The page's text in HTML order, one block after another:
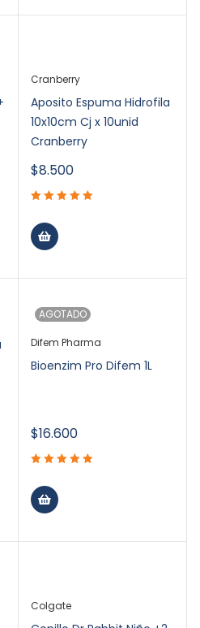
Cranberry
Aposito Espuma Hidrofila
10x10cm Cj x 10unid
Cranberry
$8.500
AGOTADO
Difem Pharma
Bioenzim Pro Difem 1L
$16.600
Colgate